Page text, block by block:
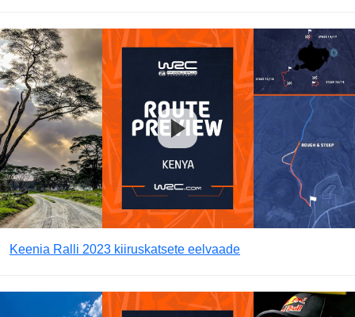
Keenia Ralli 2023 kiiruskatsete eelvaade